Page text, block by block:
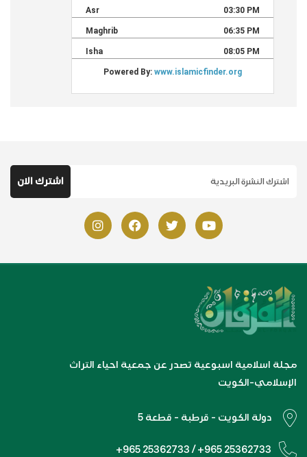
مجلة اسلامية اسبوعية تصدر عن جمعية احياء التراث
الإسلامي-الكويت
دولة الكويت - قرطبة - قطعة 5
+965 25362733 / +965 25362733